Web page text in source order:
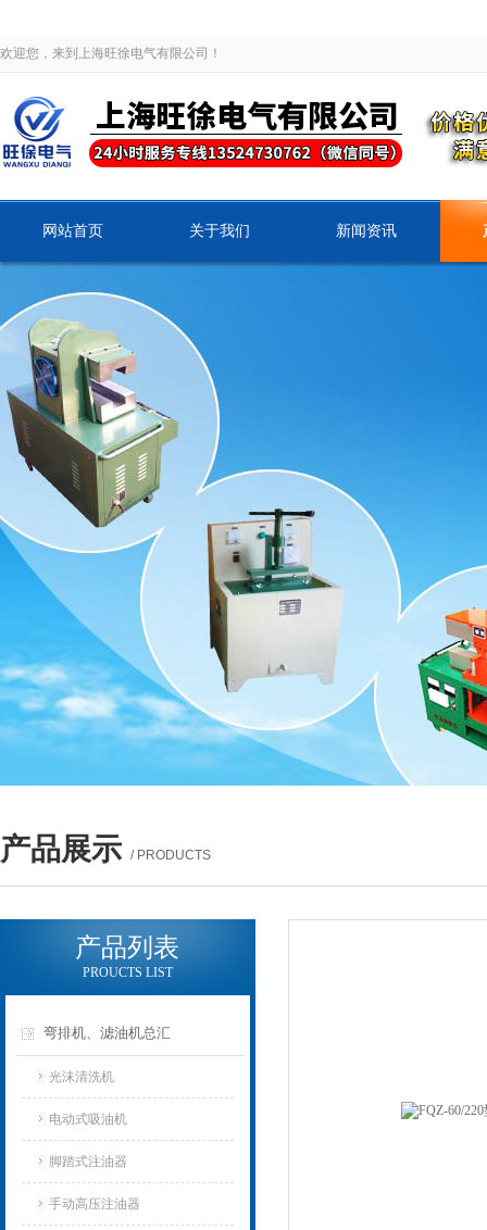
欢迎您，来到上海旺徐电气有限公司！
网站首页 关于我们 新闻资讯
产品展示 / PRODUCTS
产品列表
PROUCTS LIST
弯排机、滤油机总汇
光沫清洗机
电动式吸油机
脚踏式注油器
手动高压注油器